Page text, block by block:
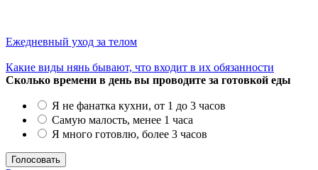
Ежедневный уход за телом
Какие виды нянь бывают, что входит в их обязанности
Сколько времени в день вы проводите за готовкой еды
Я не фанатка кухни, от 1 до 3 часов
Самую малость, менее 1 часа
Я много готовлю, более 3 часов